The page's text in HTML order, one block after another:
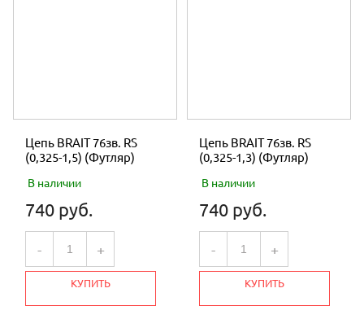
Цепь BRAIT 76зв. RS
(0,325-1,5) (Футляр)
В наличии
740 руб.
- +
КУПИТЬ
Цепь BRAIT 76зв. RS
(0,325-1,3) (Футляр)
В наличии
740 руб.
- +
КУПИТЬ